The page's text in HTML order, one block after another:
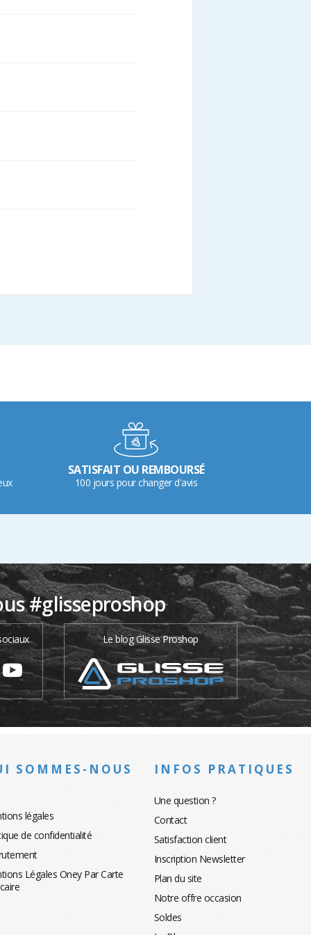
SATISFAIT OU REMBOURSÉ
100 jours pour changer d'avis
#glisseproshop
Le blog Glisse Proshop
SOMMES-NOUS
légales
de confidentialité
Légales Oney Par Carte
INFOS PRATIQUES
Une question ?
Contact
Satisfaction client
Inscription Newsletter
Plan du site
Notre offre occasion
Soldes